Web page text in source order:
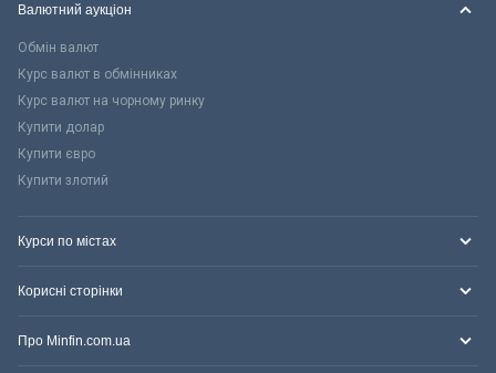
Валютний аукціон
Обмін валют
Курс валют в обмінниках
Курс валют на чорному ринку
Купити долар
Купити євро
Купити злотий
Курси по містах
Корисні сторінки
Про Minfin.com.ua